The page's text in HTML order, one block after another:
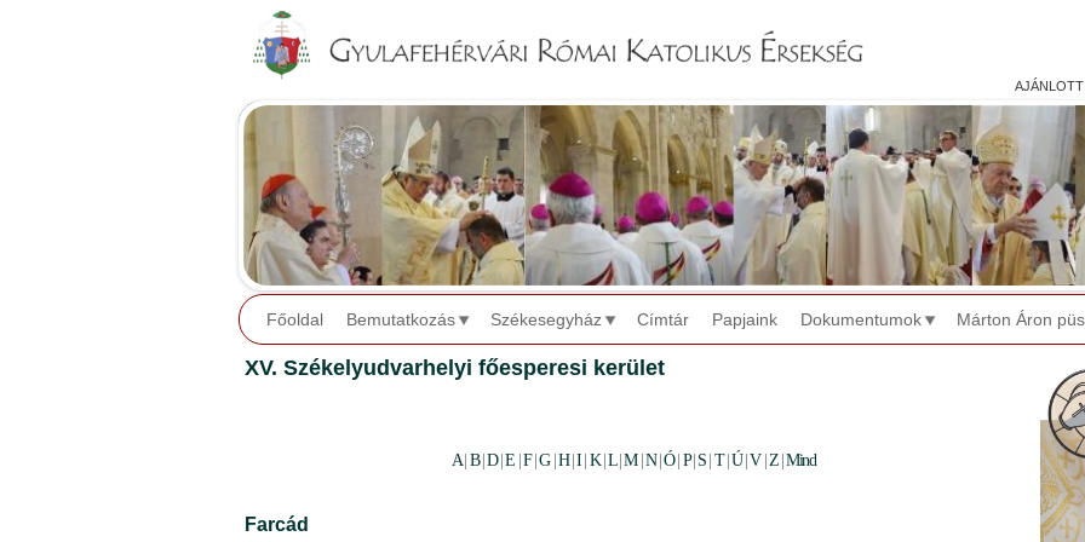
ajánlott
Főoldal Bemutatkozás Székesegyház Címtár Papjaink Dokumentumok Márton Áron
XV. Székelyudvarhelyi főesperesi kerület
A B |D |E F |G H |I K L |M N |Ó P| S T Ú |V Z |Mind
Farcád